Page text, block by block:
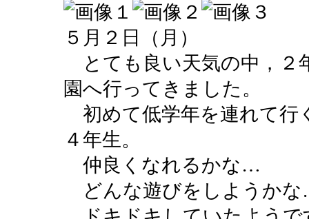
５月２日（月）
とても良い天気の中，２
園へ行ってきました。
初めて低学年を連れて行
４年生。
仲良くなれるかな…
どんな遊びをしようか